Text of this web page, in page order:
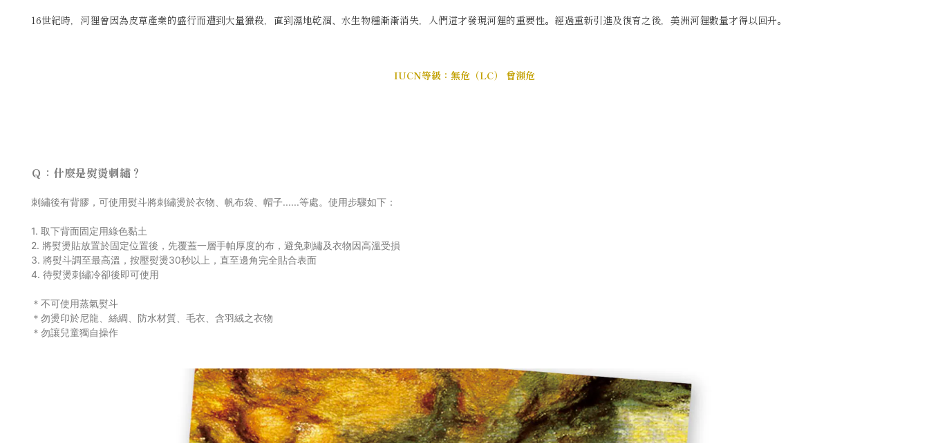
16世紀時，河狸曾因為皮草產業的盛行而遭到大量獵殺，直到濕地乾涸、水生物種漸漸消失，人們這才發現河狸的重要性。經過重新引進及復育之後，美洲河狸數量才得以回升。
IUCN等級：無危（LC） 曾瀕危
Ｑ：什麼是熨燙刺繡？
刺繡後有背膠，可使用熨斗將刺繡燙於衣物、帆布袋、帽子......等處。使用步驟如下：
1. 取下背面固定用綠色黏土
2. 將熨燙貼放置於固定位置後，先覆蓋一層手帕厚度的布，避免刺繡及衣物因高溫受損
3. 將熨斗調至最高溫，按壓熨燙30秒以上，直至邊角完全貼合表面
4. 待熨燙刺繡冷卻後即可使用
＊不可使用蒸氣熨斗
＊勿燙印於尼龍、絲綢、防水材質 、毛衣
含羽絨之衣物
＊勿讓兒童獨自操作